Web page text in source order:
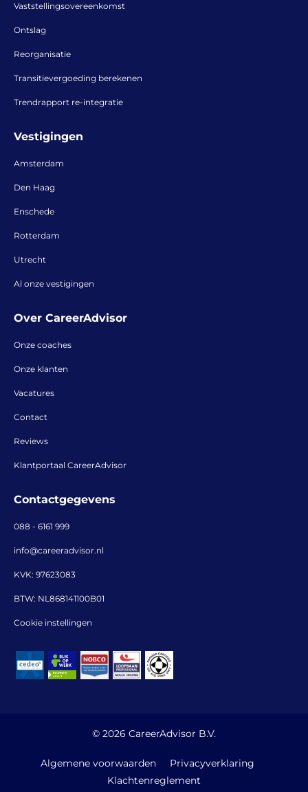
Vaststellingsovereenkomst
Ontslag
Reorganisatie
Transitievergoeding berekenen
Trendrapport re-integratie
Vestigingen
Amsterdam
Den Haag
Enschede
Rotterdam
Utrecht
Al onze vestigingen
Over CareerAdvisor
Onze coaches
Onze klanten
Vacatures
Contact
Reviews
Klantportaal CareerAdvisor
Contactgegevens
088 - 6161 999
info@careeradvisor.nl
KVK: 97623083
BTW: NL868141100B01
Cookie instellingen
© 2026 CareerAdvisor B.V.
Algemene voorwaarden
Privacyverklaring
Klachtenreglement